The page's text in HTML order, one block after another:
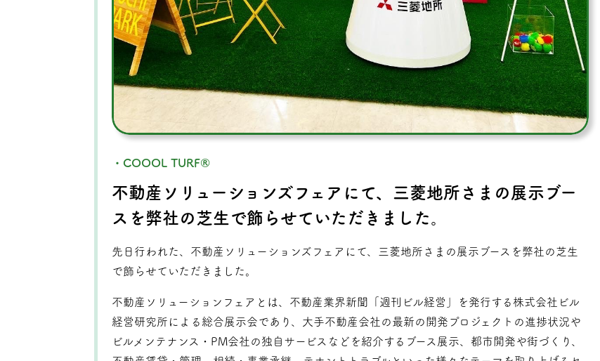
・COOOL TURF®
不動産ソリューションズフェアにて、三菱地所さまの展示ブー
スを弊社の芝生で飾らせていただきました。
先日行われた、不動産ソリューションズフェアにて、三菱地所さまの展示ブースを弊社の芝生
で飾らせていただきました。
不動産ソリューションフェアとは、不動産業界新聞「週刊ビル経営」を発行する株式会社ビル
経営研究所による総合展示会であり、大手不動産会社の最新の開発プロジェクトの進捗状況や
ビルメンテナンス・PM会社の独自サービスなどを紹介するブース展示、都市開発や街づくり、